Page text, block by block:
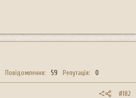
Повідомлення 59 Репутація 0
#182